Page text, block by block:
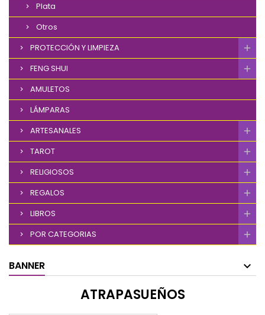
Plata
Otros
PROTECCIÓN Y LIMPIEZA
FENG SHUI
AMULETOS
LÁMPARAS
ARTESANALES
TAROT
RELIGIOSOS
REGALOS
LIBROS
POR CATEGORIAS
BANNER
ATRAPASUEÑOS